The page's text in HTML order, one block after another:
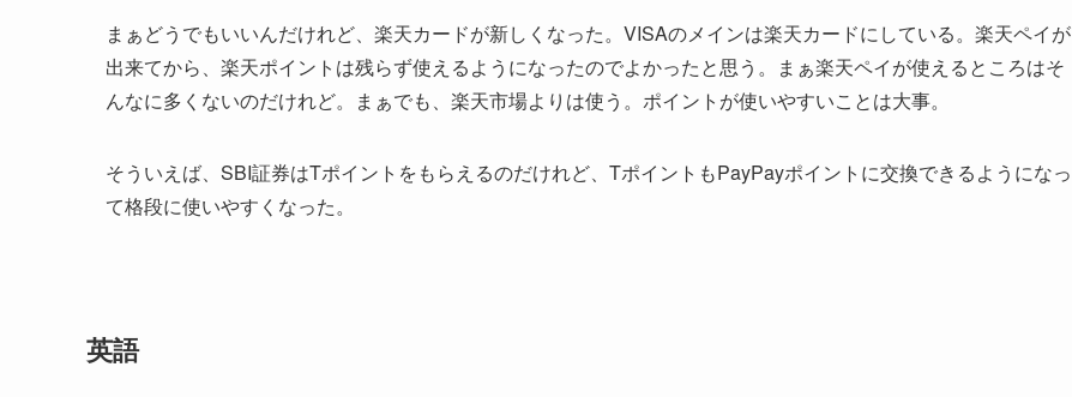
まぁどうでもいいんだけれど、楽天カードが新しくなった。VISAのメインは楽天カードにしている。楽天ペイが
出来てから、楽天ポイントは残らず使えるようになったのでよかったと思う。まぁ楽天ペイが使えるところはそ
んなに多くないのだけれど。まぁでも、楽天市場よりは使う。ポイントが使いやすいことは大事。
そういえば、SBI証券はTポイントをもらえるのだけれど、TポイントもPayPayポイントに交換できるようになっ
て格段に使いやすくなった。
英語